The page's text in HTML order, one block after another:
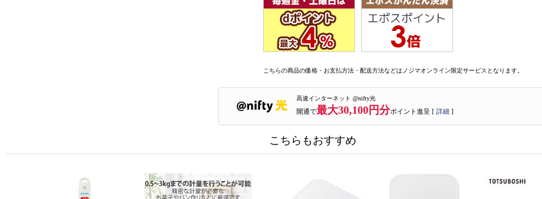
こちらの商品の価格・お支払方法・配送方法などはノジマオンライン限定サービスとなります。
高速インターネット @nifty光
開通で最大30,100円分ポイント進呈 [ 詳細 ]
こちらもおすすめ